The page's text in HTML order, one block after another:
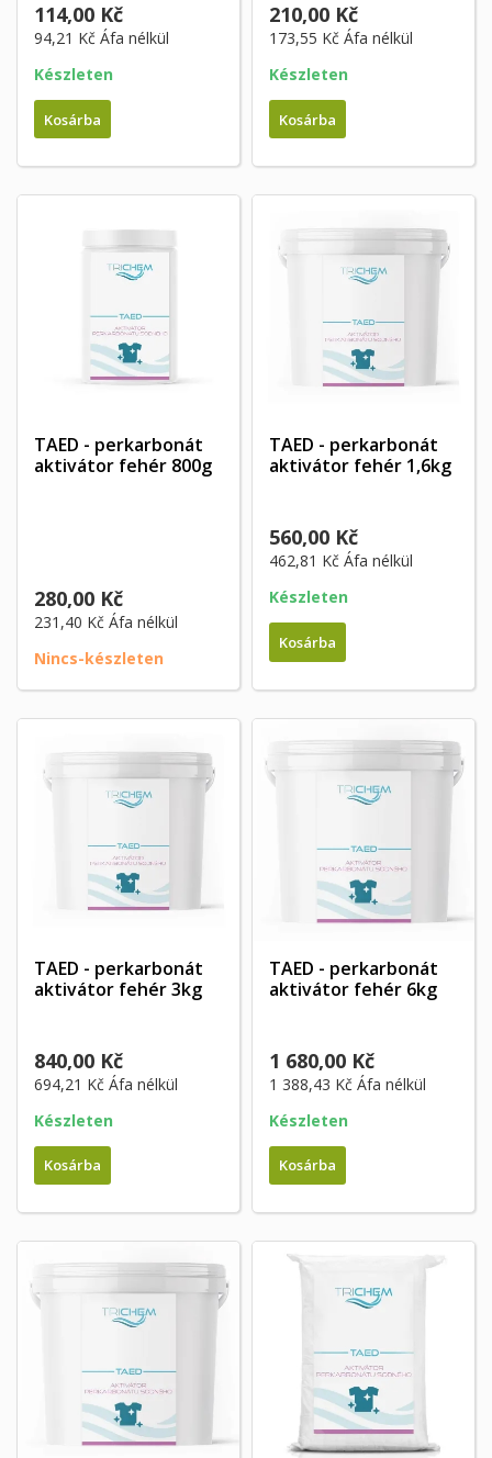
114,00 Kč
94,21 Kč Áfa nélkül
Készleten
Kosárba
210,00 Kč
173,55 Kč Áfa nélkül
Készleten
Kosárba
TAED - perkarbonát
aktivátor fehér 800g
280,00 Kč
231,40 Kč Áfa nélkül
Nincs-készleten
TAED - perkarbonát
aktivátor fehér 1,6kg
560,00 Kč
462,81 Kč Áfa nélkül
Készleten
Kosárba
TAED - perkarbonát
aktivátor fehér 3kg
840,00 Kč
694,21 Kč Áfa nélkül
Készleten
Kosárba
TAED - perkarbonát
aktivátor fehér 6kg
1 680,00 Kč
1 388,43 Kč Áfa nélkül
Készleten
Kosárba